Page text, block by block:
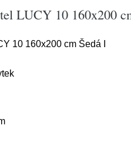
LUCY 10 160x200
10 160x200 cm Šedá I